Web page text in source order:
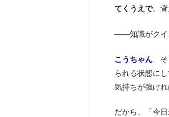
てくうえで。
――知識がクイ
こうちゃん そ
られる状態に
気持ちが強け
だから、「今